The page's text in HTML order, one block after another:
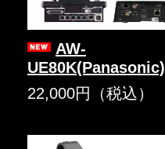
AW-
UE80K(Panasonic)
22,000円（税込）